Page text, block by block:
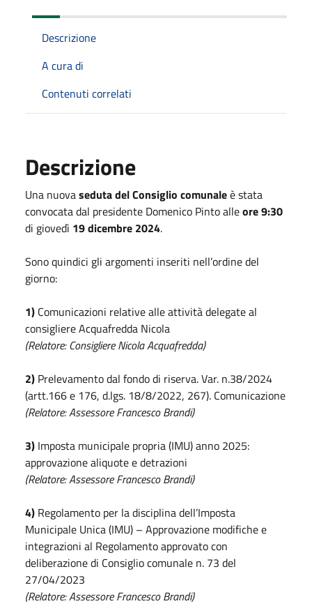
Descrizione
A cura di
Contenuti correlati
Descrizione
Una nuovaseduta del Consiglio comunaleè stata
convocata dal presidente Domenico Pinto alleore 9:30
di giovedì 19 dicembre 2024.
Sono quindici gli argomenti inseriti nell’ordine del
giorno:
1) Comunicazioni relative alle attività delegate al
consigliere Acquafredda Nicola
(Relatore: Consigliere Nicola Acquafredda)
2) Prelevamento dal fondo di riserva. Var. n.38/2024
(artt.166 e 176, d.lgs. 18/8/2022, 267). Comunicazione
(Relatore: Assessore Francesco Brandi)
3) Imposta municipale propria (IMU) anno 2025:
approvazione aliquote e detrazioni
(Relatore: Assessore Francesco Brandi)
4) Regolamento per la disciplina dell’Imposta
Municipale Unica (IMU) – Approvazione modifiche e
integrazioni al Regolamento approvato con
deliberazione di Consiglio comunale n. 73 del
27/04/2023
(Relatore: Assessore Francesco Brandi)